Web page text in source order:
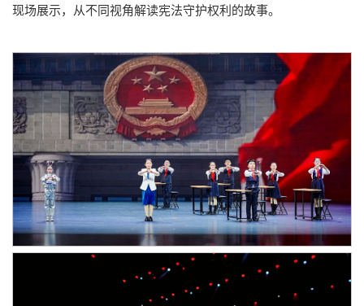
现场展示，从不同视角解读宪法守护权利的故事。